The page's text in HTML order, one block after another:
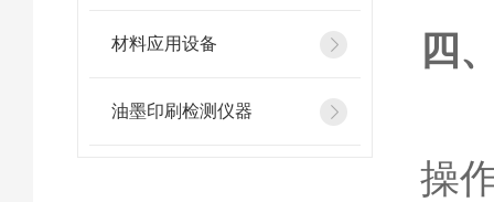
材料应用设备
油墨印刷检测仪器
四
操